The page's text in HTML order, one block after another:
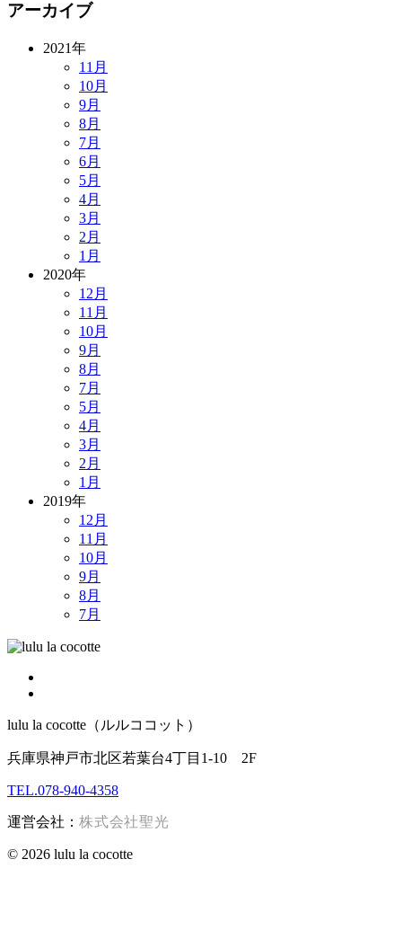
アーカイブ
2021年
11月
10月
9月
8月
7月
6月
5月
4月
3月
2月
1月
2020年
12月
11月
10月
9月
8月
7月
5月
4月
3月
2月
1月
2019年
12月
11月
10月
9月
8月
7月
lulu la cocotte（ルルココット）
兵庫県神戸市北区若葉台4丁目1-10 2F
TEL.078-940-4358
運営会社： 株式会社聖光
© 2026 lulu la cocotte